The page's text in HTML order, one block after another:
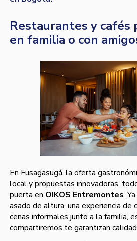
Restaurantes y
en familia o con
En Fusagasugá, la oferta
local y propuestas innovadoras,
puerta en OIKOS Entremontes.
asado de altura, una experiencia de
cenas informales junto a la familia,
compartiremos te garantizan